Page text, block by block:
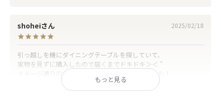
USABILITY
shohei 2025/02/18
引っ越しを機にダイニングテーブルを探していて、
実物を見ずに購入したので届くまでドキドキ＞＜ ”
イメージ通りのおしゃれなテーブルで大満足でした！
用途に応じて伸縮できるので友人を招いてのホームパーティーも
もっと見る